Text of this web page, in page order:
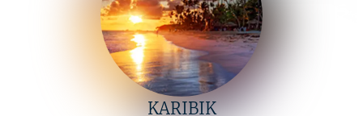
KARIBIK